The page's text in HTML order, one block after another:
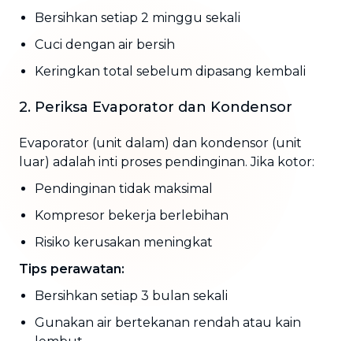
Bersihkan setiap 2 minggu sekali
Cuci dengan air bersih
Keringkan total sebelum dipasang kembali
2. Periksa Evaporator dan Kondensor
Evaporator (unit dalam) dan kondensor (unit
luar) adalah inti proses pendinginan. Jika kotor:
Pendinginan tidak maksimal
Kompresor bekerja berlebihan
Risiko kerusakan meningkat
Tips perawatan:
Bersihkan setiap 3 bulan sekali
Gunakan air bertekanan rendah atau kain